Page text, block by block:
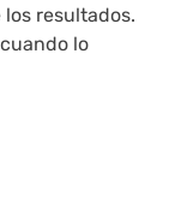
resultados.
lo